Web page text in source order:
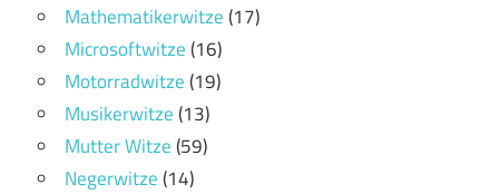
Mathematikerwitze(17)
Microsoftwitze(16)
Motorradwitze(19)
Musikerwitze(13)
Mutter Witze(59)
Negerwitze(14)